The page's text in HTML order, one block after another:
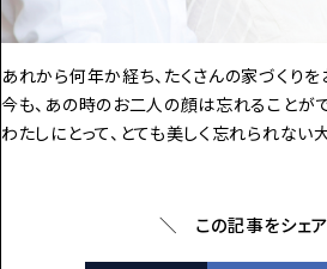
あれから何年か経ち、たくさんの家づくり
今も、あの時のお二人の顔は忘れることが
わたしにとって、とても美しく忘れられない
＼ この記事をシェ